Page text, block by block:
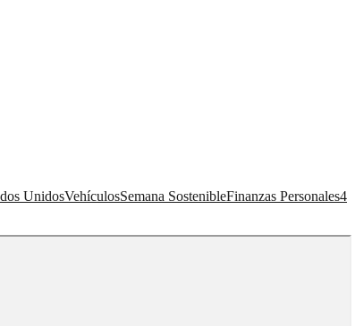
UnidosVehículosSemana SostenibleFinanzas Personales4